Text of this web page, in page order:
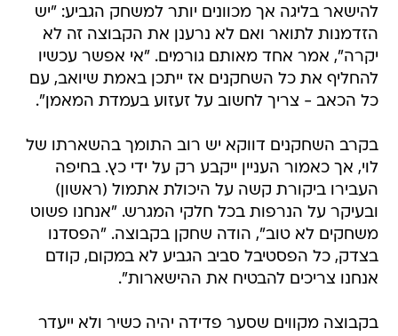
להישאר בליגה אך מכוונים יותר למשחק הגביע: "יש
הזדמנות לתואר ואם לא נרענן את הקבוצה זה לא
יקרה", אמר אחד מאותם גורמים. "אי אפשר עכשיו
להחליף את כל השחקנים אז ייתכן באמת שיואב, עם
כל הכאב - צריך לחשוב על זעזוע בעמדת המאמן".
בקרב השחקנים דווקא יש רוב התומך בהשארתו של
לוי, אך כאמור העניין ייקבע רק על ידי כץ. בחיפה
העבירו ביקורת קשה על היכולת אתמול (ראשון)
ובעיקר על הנרפות בכל חלקי המגרש. "אנחנו פשוט
משחקים לא טוב", הודה שחקן בקבוצה. "הפסדנו
בצדק, כל הפסטיבל סביב הגביע לא במקום, קודם
אנחנו צריכים להבטיח את ההישארות".
בקבוצה מקווים שסער פדידה יהיה כשיר ולא ייעדר